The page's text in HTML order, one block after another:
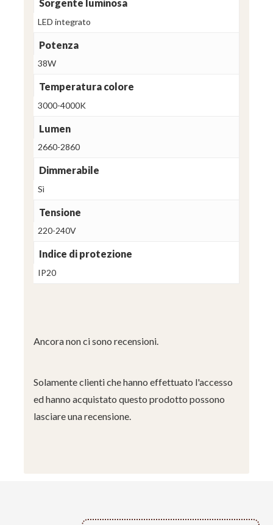
Sorgente luminosa
LED integrato
Potenza
38W
Temperatura colore
3000-4000K
Lumen
2660-2860
Dimmerabile
Sì
Tensione
220-240V
Indice di protezione
IP20
Ancora non ci sono recensioni.
Solamente clienti che hanno effettuato l'accesso
ed hanno acquistato questo prodotto possono
lasciare una recensione.